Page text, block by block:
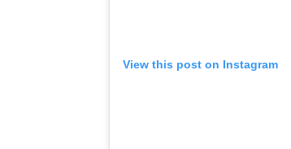
View this post on Instagram